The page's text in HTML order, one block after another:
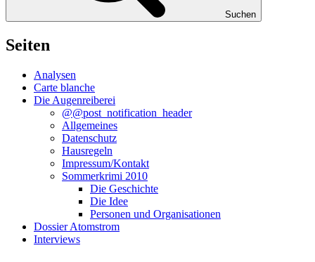
Suchen
Seiten
Analysen
Carte blanche
Die Augenreiberei
@@post_notification_header
Allgemeines
Datenschutz
Hausregeln
Impressum/Kontakt
Sommerkrimi 2010
Die Geschichte
Die Idee
Personen und Organisationen
Dossier Atomstrom
Interviews